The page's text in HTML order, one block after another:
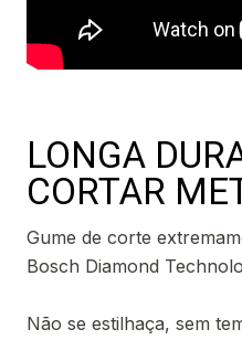
LONGA
CORTAR
Gume de corte
Bosch Diamond
Não se estilhaça, sem